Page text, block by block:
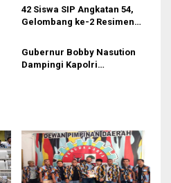
42 Siswa SIP Angkatan 54,
Gelombang ke-2 Resimen
Sumut Gelar Bakti Sosial
Gubernur Bobby Nasution
Dampingi Kapolri